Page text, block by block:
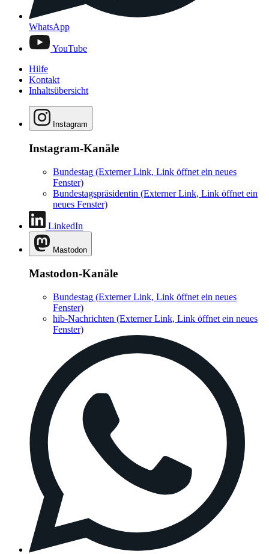
WhatsApp
YouTube
Hilfe
Kontakt
Inhaltsübersicht
Instagram
Instagram-Kanäle
Bundestag (Externer Link, Link öffnet ein neues
Fenster)
Bundestagspräsidentin (Externer Link, Link öffnet ein
neues Fenster)
LinkedIn
Mastodon
Mastodon-Kanäle
Bundestag (Externer Link, Link öffnet ein neues
Fenster)
hib-Nachrichten (Externer Link, Link öffnet ein neues
Fenster)